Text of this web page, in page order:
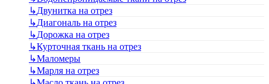
↳Двунитка на отрез
↳Диагональ на отрез
↳Дорожка на отрез
↳Курточная ткань на отрез
↳Маломеры
↳Марля на отрез